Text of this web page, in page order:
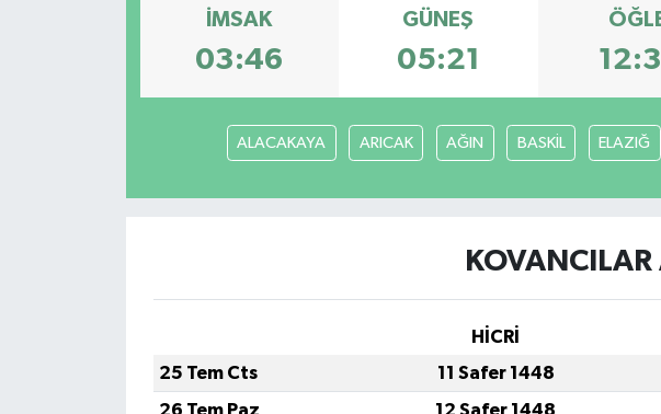
İMSAK
03:46
GÜNEŞ
05:21
ALACAKAYA ARICAK AĞIN BASKİL ELAZIĞ
HİCRİ
25 Tem Cts
11 Safer 1448